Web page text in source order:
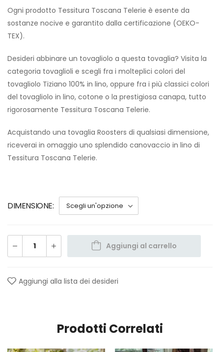
Ogni prodotto Tessitura Toscana Telerie è esente da
sostanze nocive e garantito dalla certificazione (OEKO-
TEX).
Desideri abbinare un tovagliolo a questa tovaglia? Visita la
categoria tovaglioli e scegli fra i molteplici colori del
tovagliolo Tiziano 100% in lino, oppure fra i più classici colori
del tovagliolo in lino, cotone o la prestigiosa canapa, tutto
rigorosamente Tessitura Toscana Telerie.
Acquistando una tovaglia Roosters di qualsiasi dimensione,
riceverai in omaggio uno splendido canovaccio in lino di
Tessitura Toscana Telerie.
DIMENSIONE
Aggiungi al carrello
Aggiungi alla lista dei desideri
Prodotti Correlati